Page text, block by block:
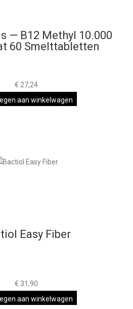
— B12 Methyl 10.000
60 Smelttabletten
€ 27,24
aan winkelwagen
Easy Fiber
€ 31,90
aan winkelwagen